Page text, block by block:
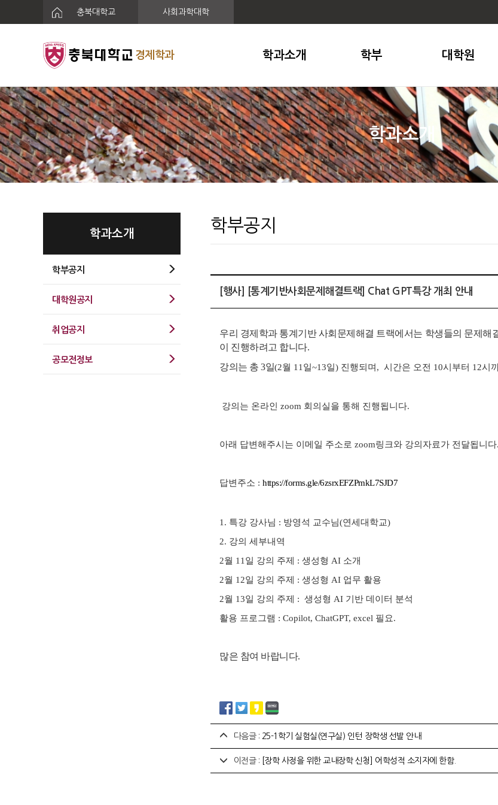
충북대학교 사회과학대학
경제학과 학과소개 학부 대학원
학과소개
학과소개
학부공지
대학원공지
취업공지
공모전정보
학부공지
[행사] [통계기반사회문제해결트랙] Chat GPT특강 개최 안내
우리 경제학과 통계기반 사회문제해결 트랙에서는 학생들의 문제해
이 진행하려고 합니다.
강의는 총 3일(2월 11일~13일) 진행되며, 시간은 오전 10시부터 12시
강의는 온라인 zoom 회의실을 통해 진행됩니다.
아래 답변해주시는 이메일 주소로 zoom링크와 강의자료가 전달됩니
답변주소 : https://forms.gle/6zsrxEFZPmkL7SJD7
1. 특강 강사님 : 방영석 교수님(연세대학교)
2. 강의 세부내역
2월 11일 강의 주제 : 생성형 AI 소개
2월 12일 강의 주제 : 생성형 AI 업무 활용
2월 13일 강의 주제 : 생성형 AI 기반 데이터 분석
활용 프로그램 : Copilot, ChatGPT, excel 필요.
많은 참여 바랍니다.
다음글 : 25-1학기 실험실(연구실) 인턴 장학생 선발 안내
이전글 : [장학 사정을 위한 교내장학 신청] 어학성적 소지자에 한함.